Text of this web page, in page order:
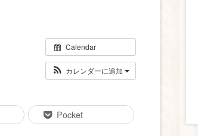
Calendar
カレンダーに追加
Pocket